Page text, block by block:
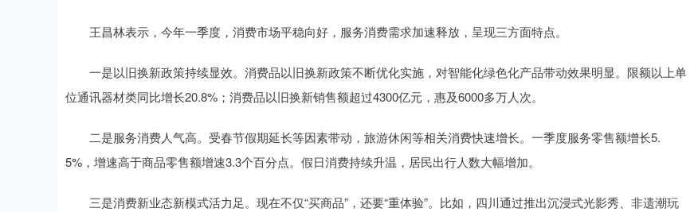
王昌林表示，今年一季度，消费市场平稳向好，服务消费需求加速释放，呈现三方面特点。
一是以旧换新政策持续显效。消费品以旧换新政策不断优化实施，对智能化绿色化产品带动效果明显。限额以上单
位通讯器材类同比增长20.8%；消费品以旧换新销售额超过4300亿元，惠及6000多万人次。
二是服务消费人气高。受春节假期延长等因素带动，旅游休闲等相关消费快速增长。一季度服务零售额增长5.
5%，增速高于商品零售额增速3.3个百分点。假日消费持续升温，居民出行人数大幅增加。
三是消费新业态新模式活力足。现在不仅“买商品”，还要“重体验”。比如，四川通过推出沉浸式光影秀、非遗潮玩